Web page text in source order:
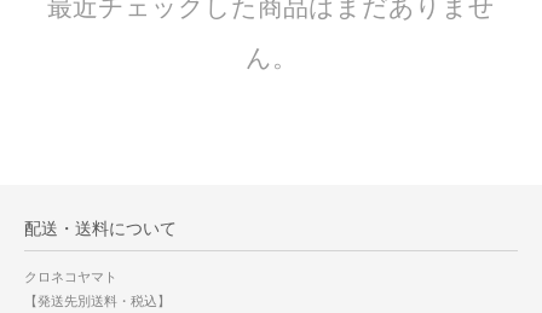
最近チェックした商品はまだありませ
ん。
配送・送料について
クロネコヤマト
【発送先別送料・税込】